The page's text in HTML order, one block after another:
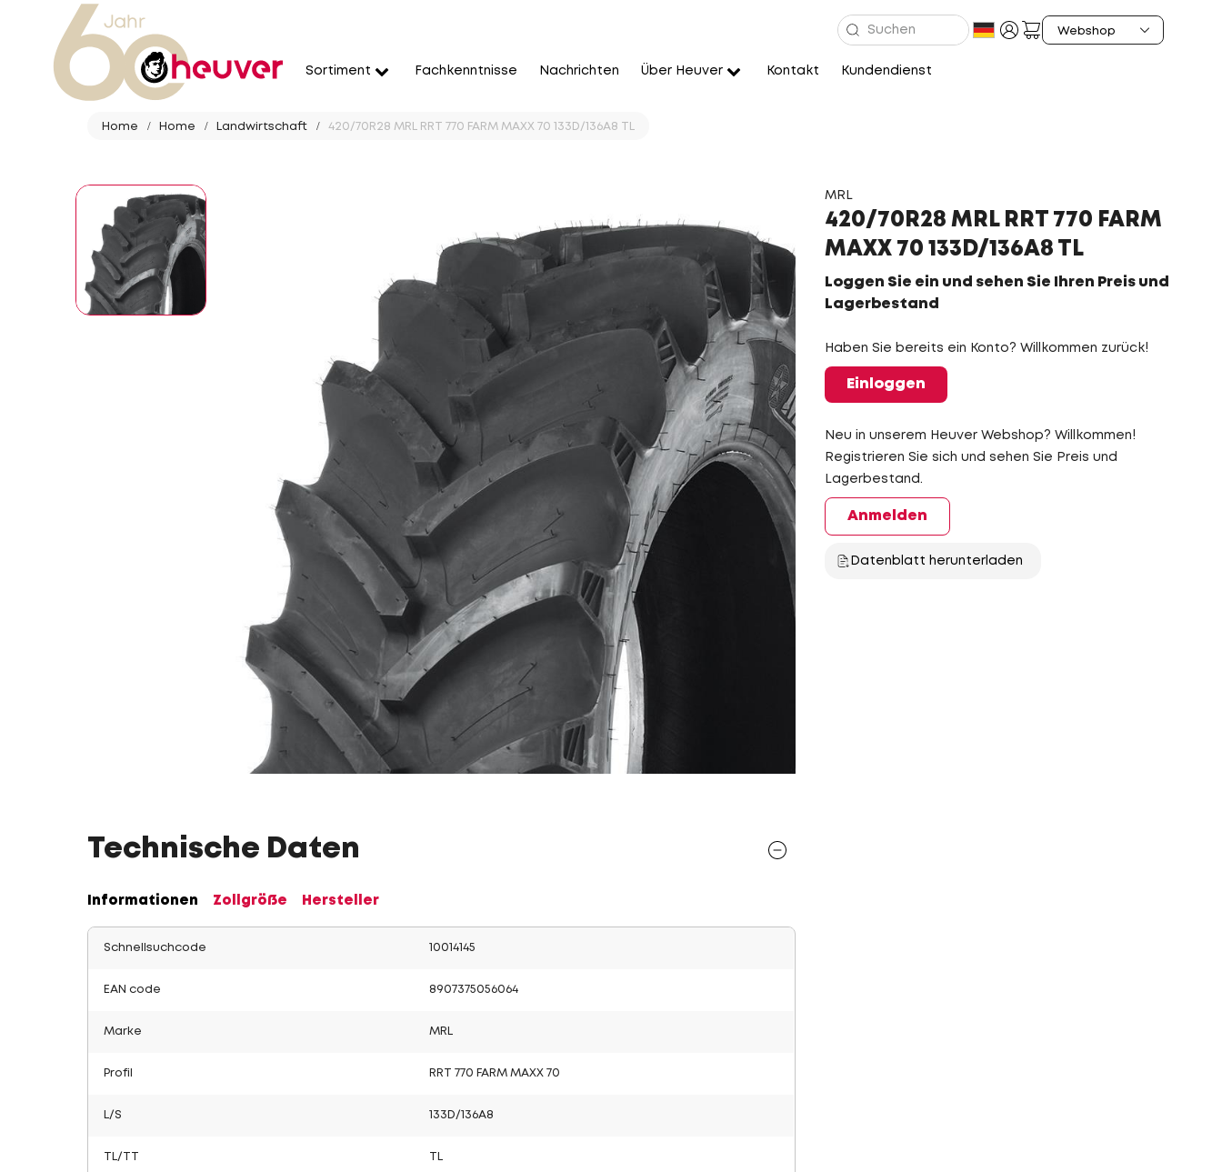
Sortiment Fachkenntnisse Nachrichten Über Heuver Kontakt Kundendienst
Home Home Landwirtschaft 420/70R28 MRL RRT 770 FARM MAXX 70 133D/136A8 TL
MRL
420/70R28 MRL RRT 770 FARM
MAXX 70 133D/136A8 TL
Loggen Sie ein und sehen Sie Ihren Preis und
Lagerbestand
Haben Sie bereits ein Konto? Willkommen zurück!
Einloggen
Neu in unserem Heuver Webshop? Willkommen!
Registrieren Sie sich und sehen Sie Preis und
Lagerbestand.
Anmelden
Datenblatt herunterladen
Technische Daten
Informationen Zollgröße Hersteller
Schnellsuchcode 10014145
EAN code 8907375056064
Marke MRL
Profil RRT 770 FARM MAXX 70
L/S 133D/136A8
TL/TT